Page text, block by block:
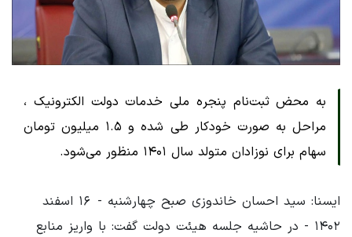
به محض ثبت‌نام پنجره ملی خدمات دولت الکترونیک ،
مراحل به صورت خودکار طی شده و ۱.۵ میلیون تومان
سهام برای نوزادان متولد سال ۱۴۰۱ منظور می‌شود.
ایسنا: سید احسان خاندوزی صبح چهارشنبه - ۱۶ اسفند
۱۴۰۲ - در حاشیه جلسه هیئت دولت گفت: با واریز منابع